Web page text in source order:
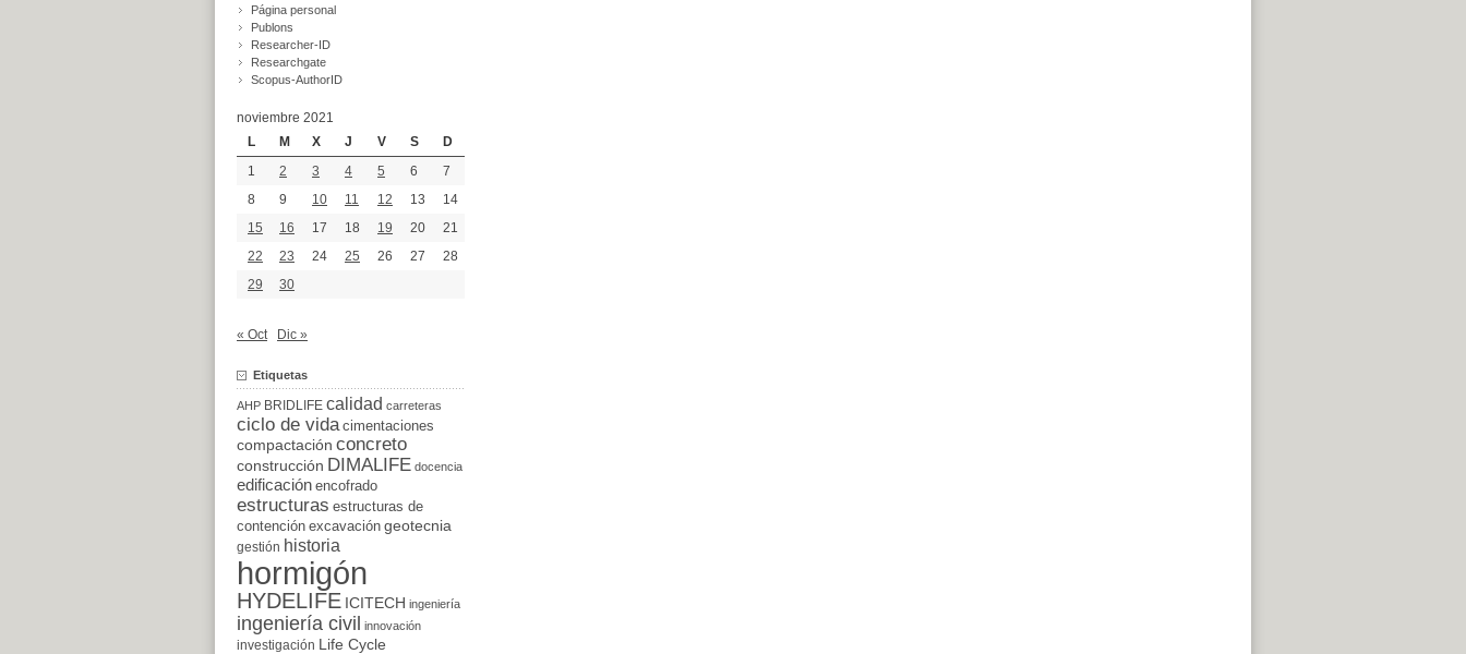
Página personal
Publons
Researcher-ID
Researchgate
Scopus-AuthorID
noviembre 2021
L
M X J V S
D
1
2 3 4 5 6
7
8
9 10 11 12 13
14
15
16 17 18 19 20
21
22
23 24 25 26 27
28
29
30
« Oct Dic »
Etiquetas
AHP BRIDLIFE calidad carreteras
ciclo de vida cimentaciones
compactación concreto
construcción DIMALIFE docencia
edificación encofrado
estructuras estructuras de
contención excavación geotecnia
gestión historia
hormigón
HYDELIFE ICITECH ingeniería
ingeniería civil innovación
investigación
Life Cycle